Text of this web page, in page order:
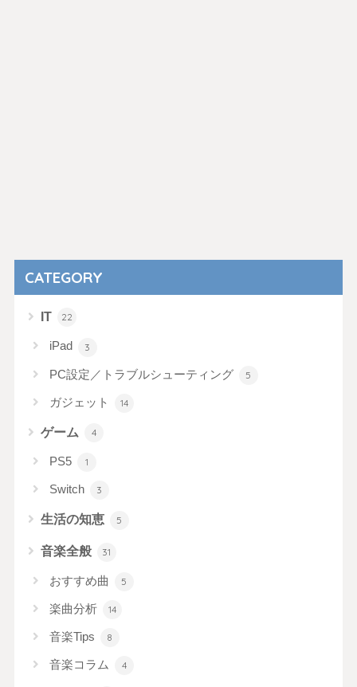
CATEGORY
IT 22
iPad 3
PC設定／トラブルシューティング 5
ガジェット 14
ゲーム 4
PS5 1
Switch 3
生活の知恵 5
音楽全般 31
おすすめ曲 5
楽曲分析 14
音楽Tips 8
音楽コラム 4